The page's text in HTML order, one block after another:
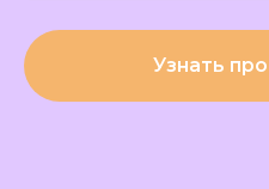
Узнать